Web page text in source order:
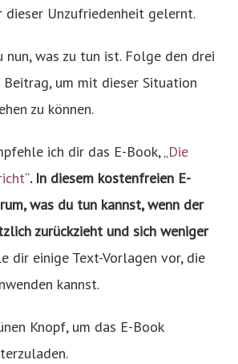
dieser Unzufriedenheit gelernt.
nun, was zu tun ist. Folge den drei
um mit dieser Situation
zu können.
ich dir das E-Book, „Die
“. In diesem kostenfreien E-
was du tun kannst, wenn der
zurückzieht und sich weniger
dir einige Text-Vorlagen vor, die
kannst.
Knopf, um das E-Book